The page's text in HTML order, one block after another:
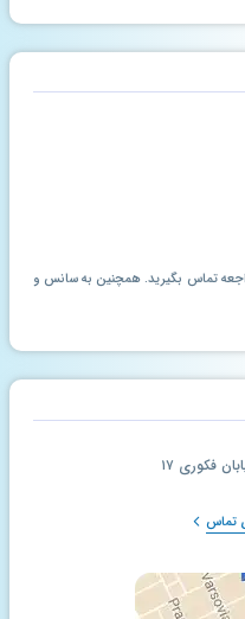
تماس بگیرید. همچنین به سانس و
فکوری ۱۷
تماس